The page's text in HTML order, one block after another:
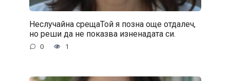
Неслучайна срещаТой я позна още отдалеч,
но реши да не показва изненадата си.
0 1